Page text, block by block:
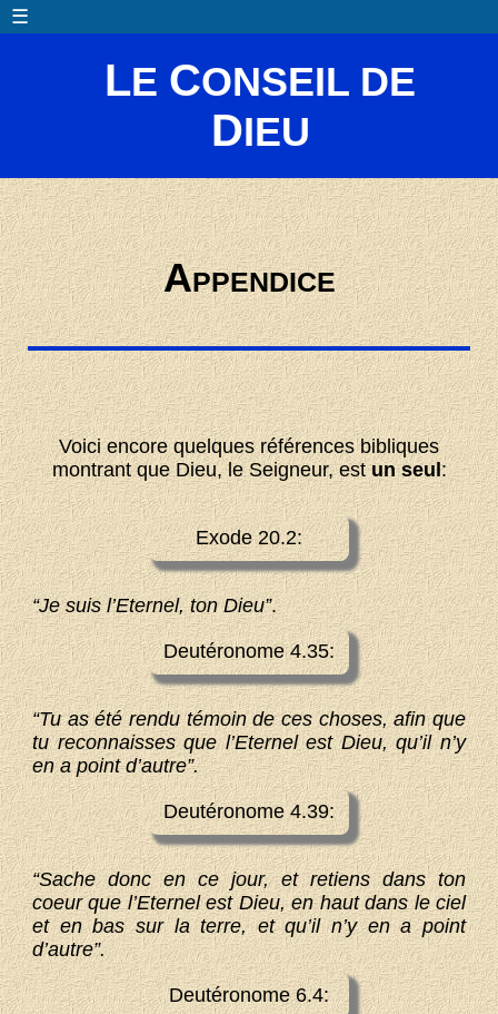
☰
LE CONSEIL DE
DIEU
APPENDICE
Voici encore quelques références bibliques
montrant que Dieu, le Seigneur, estun seul:
Exode 20.2:
“Je suis l’Eternel, ton Dieu”.
Deutéronome 4.35:
“Tu as été rendu témoin de ces choses, afin que
tu reconnaisses que l’Eternel est Dieu, qu’il n’y
en a point d’autre”.
Deutéronome 4.39:
“Sache donc en ce jour, et retiens dans ton
coeur que l’Eternel est Dieu, en haut dans le ciel
et en bas sur la terre, et qu’il n’y en a point
d’autre”.
Deutéronome 6.4: